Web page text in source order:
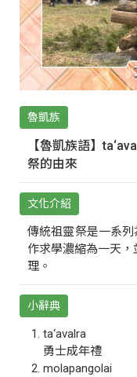
魯凱族
【魯凱族語】
祭的由來
文化介紹
傳統祖靈祭是一系
作求學濃縮為一天，
理。
小辭典
ta‘avalra
勇士成年禮
molapangolai